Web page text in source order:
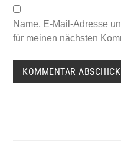
Name, E-Mail-Adresse
für meinen nächsten